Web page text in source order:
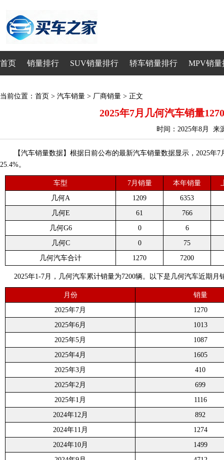
首页 销量排行 SUV销量排行 轿车销量排行 MPV销量
当前位置： 首页 > 汽车销量 > 厂商销量 > 正文
2025年7月几何汽车销量
时间：2025年8月 来
【汽车销量数据】根据日前公布的最新汽车销量数据显示，2025年
25.4%。
车型 7月销量 本年销量
几何A
1209
6353
几何E
61
766
几何G6
0
6
几何C
0
75
几何汽车合计
1270 7200
2025年1-7月，几何汽车累计销量为7200辆。以下是几何汽车近期月
月份
销量
2025年7月
1270
2025年6月
1013
2025年5月
1087
2025年4月
1605
2025年3月
410
2025年2月
699
2025年1月
1116
2024年12月
892
2024年11月
1274
2024年10月
1499